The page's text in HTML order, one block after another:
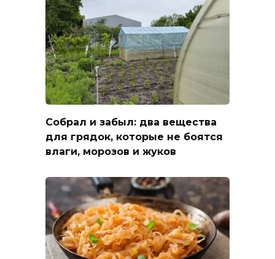
Собрал и забыл: два вещества
для грядок, которые не боятся
влаги, морозов и жуков